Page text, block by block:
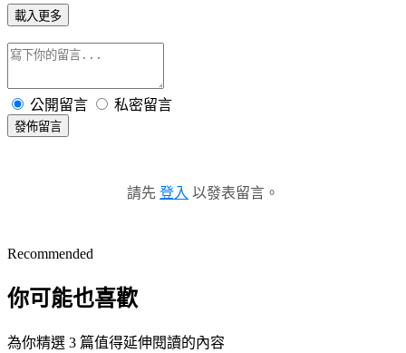
載入更多
公開留言 私密留言
發佈留言
請先 登入 以發表留言。
Recommended
你可能也喜歡
為你精選 3 篇值得延伸閱讀的內容